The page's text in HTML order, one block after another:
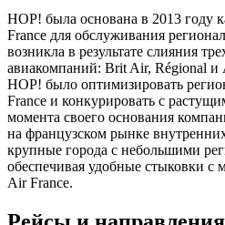
HOP! была основана в 2013 году
France для обслуживания
возникла в результате слияния
авиакомпаний: Brit Air, Régional
HOP! было оптимизировать
France и конкурировать с
момента своего основания
на французском рынке
крупные города с небольшими
обеспечивая удобные стыковки
Air France.